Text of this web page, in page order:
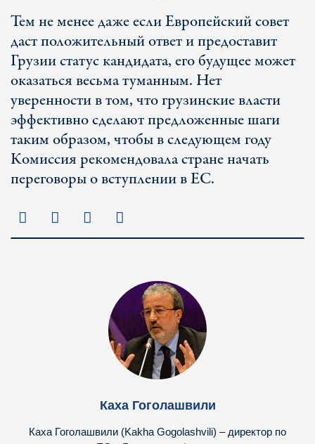
Тем не менее даже если Европейский совет
даст положительный ответ и предоставит
Грузии статус кандидата, его будущее может
оказаться весьма туманным. Нет
уверенности в том, что грузинские власти
эффективно сделают предложенные шаги
таким образом, чтобы в следующем году
Комиссия рекомендовала стране начать
переговоры о вступлении в ЕС.
Каха Гоголашвили
Каха Гоголашвили (Kakha Gogolashvili) – директор по